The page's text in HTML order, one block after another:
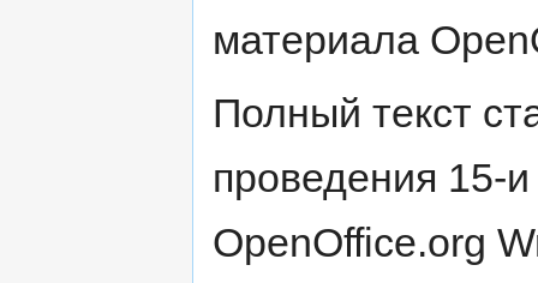
материала
Полный текст
проведения 15-и
OpenOffice.org